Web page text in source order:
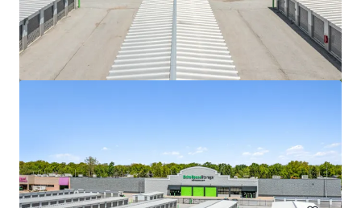
508 Fulton Street, Durham, NC, 27705, US
Sondernutzung